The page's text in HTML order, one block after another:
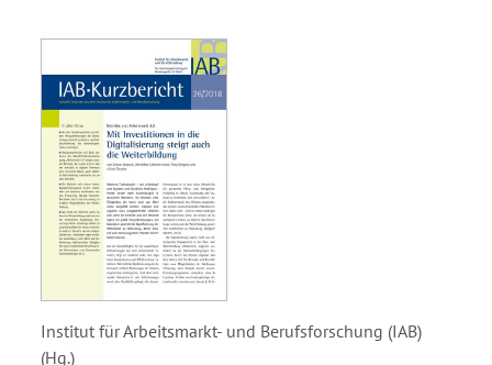
Institut für Arbeitsmarkt- und Berufsforschung (IAB)
(Hg.)